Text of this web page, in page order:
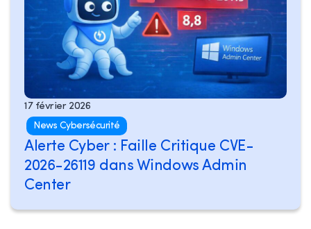
17 février 2026
News Cybersécurité
Alerte Cyber : Faille Critique CVE-
2026-26119 dans Windows Admin
Center